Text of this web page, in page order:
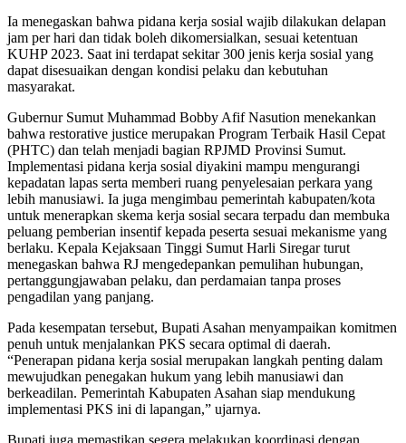
Ia menegaskan bahwa pidana kerja sosial wajib dilakukan delapan
jam per hari dan tidak boleh dikomersialkan, sesuai ketentuan
KUHP 2023. Saat ini terdapat sekitar 300 jenis kerja sosial yang
dapat disesuaikan dengan kondisi pelaku dan kebutuhan
masyarakat.
Gubernur Sumut Muhammad Bobby Afif Nasution menekankan
bahwa restorative justice merupakan Program Terbaik Hasil Cepat
(PHTC) dan telah menjadi bagian RPJMD Provinsi Sumut.
Implementasi pidana kerja sosial diyakini mampu mengurangi
kepadatan lapas serta memberi ruang penyelesaian perkara yang
lebih manusiawi. Ia juga mengimbau pemerintah kabupaten/kota
untuk menerapkan skema kerja sosial secara terpadu dan membuka
peluang pemberian insentif kepada peserta sesuai mekanisme yang
berlaku. Kepala Kejaksaan Tinggi Sumut Harli Siregar turut
menegaskan bahwa RJ mengedepankan pemulihan hubungan,
pertanggungjawaban pelaku, dan perdamaian tanpa proses
pengadilan yang panjang.
Pada kesempatan tersebut, Bupati Asahan menyampaikan komitmen
penuh untuk menjalankan PKS secara optimal di daerah.
“Penerapan pidana kerja sosial merupakan langkah penting dalam
mewujudkan penegakan hukum yang lebih manusiawi dan
berkeadilan. Pemerintah Kabupaten Asahan siap mendukung
implementasi PKS ini di lapangan,” ujarnya.